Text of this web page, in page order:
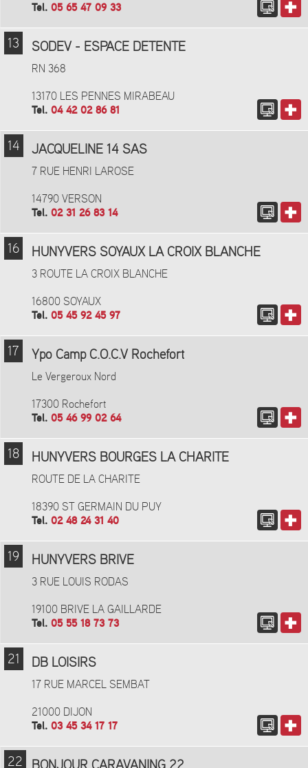
Tel. 05 65 47 09 33
13 SODEV - ESPACE DETENTE
RN 368
13170 LES PENNES MIRABEAU
Tel. 04 42 02 86 81
14 JACQUELINE 14 SAS
7 RUE HENRI LAROSE
14790 VERSON
Tel. 02 31 26 83 14
16 HUNYVERS SOYAUX LA CROIX BLANCHE
3 ROUTE LA CROIX BLANCHE
16800 SOYAUX
Tel. 05 45 92 45 97
17 Ypo Camp C.O.C.V Rochefort
Le Vergeroux Nord
17300 Rochefort
Tel. 05 46 99 02 64
18 HUNYVERS BOURGES LA CHARITE
ROUTE DE LA CHARITE
18390 ST GERMAIN DU PUY
Tel. 02 48 24 31 40
19 HUNYVERS BRIVE
3 RUE LOUIS RODAS
19100 BRIVE LA GAILLARDE
Tel. 05 55 18 73 73
21 DB LOISIRS
17 RUE MARCEL SEMBAT
21000 DIJON
Tel. 03 45 34 17 17
22